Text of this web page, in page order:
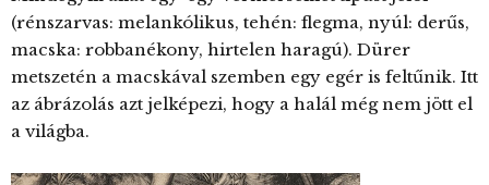
(rénszarvas: melankólikus, tehén: flegma, nyúl: derűs,
macska: robbanékony, hirtelen haragú). Dürer
metszetén a macskával szemben egy egér is feltűnik. Itt
az ábrázolás azt jelképezi, hogy a halál még nem jött el
a világba.